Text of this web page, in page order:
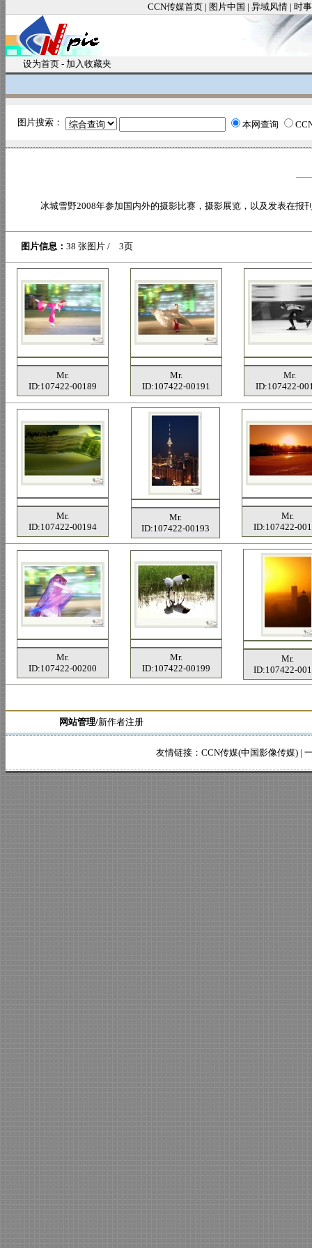
CCN传媒首页 | 图片中国 | 异域风情 | 时
设为首页 - 加入收藏夹
图片搜索： 本网查询
冰城雪野2008年参加国内外的摄影比赛，摄影展览，以及发表在报
图片信息： 38 张图片 / 3页
Mr.
ID:107422-00189
Mr.
ID:107422-00191
Mr.
ID:107422-
Mr.
ID:107422-00194
Mr.
ID:107422-00193
Mr.
ID:107422-
Mr.
ID:107422-00200
Mr.
ID:107422-00199
Mr.
ID:107422-
网站管理/新作者注册
友情链接： CCN传媒(中国影像传媒) |